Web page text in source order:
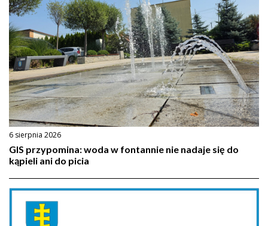
6 sierpnia 2026
GIS przypomina: woda w fontannie nie nadaje się do
kąpieli ani do picia